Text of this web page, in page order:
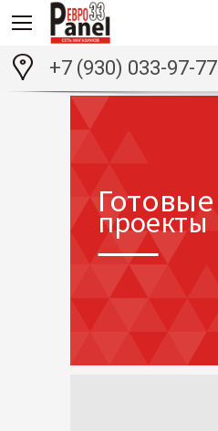
+7 (930) 033-97-77
Готовые
проекты